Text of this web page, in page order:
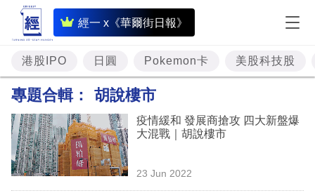
經一 x《華爾街日報》
即
時
財
經
題
投
資
港股IPO 日圓 Pokemon卡 美股科技股
專題合輯： 胡說樓市
疫情緩和 發展商搶攻 四大新盤爆
大混戰｜胡說樓市
23 Jun 2022